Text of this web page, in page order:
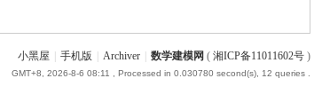
小黑屋 手机版 Archiver 数学建模网 ( 湘ICP备11011602号)
GMT+8, 2026-8-6 08:11 , Processed in 0.030780 second(s), 12 queries .